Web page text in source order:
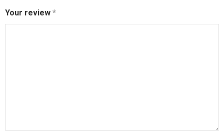
Your review *